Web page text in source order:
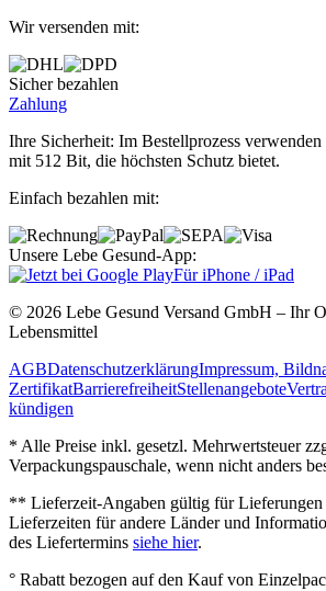
Wir versenden mit:
Sicher bezahlen
Zahlung
Ihre Sicherheit: Im Bestellprozess
mit 512 Bit, die höchsten Schutz bietet.
Einfach bezahlen mit:
Unsere Lebe Gesund-App:
Für iPhone / iPad
© 2026 Lebe Gesund Versand GmbH – Ihr
Lebensmittel
AGBDatenschutzerklärungImpressum,
ZertifikatBarrierefreiheitStellenangebote
kündigen
* Alle Preise inkl. gesetzl. Mehrwertsteuer
Verpackungspauschale, wenn nicht anders
** Lieferzeit‐Angaben gültig für Lieferungen
Lieferzeiten für andere Länder und
des Liefertermins siehe hier.
° Rabatt bezogen auf den Kauf von